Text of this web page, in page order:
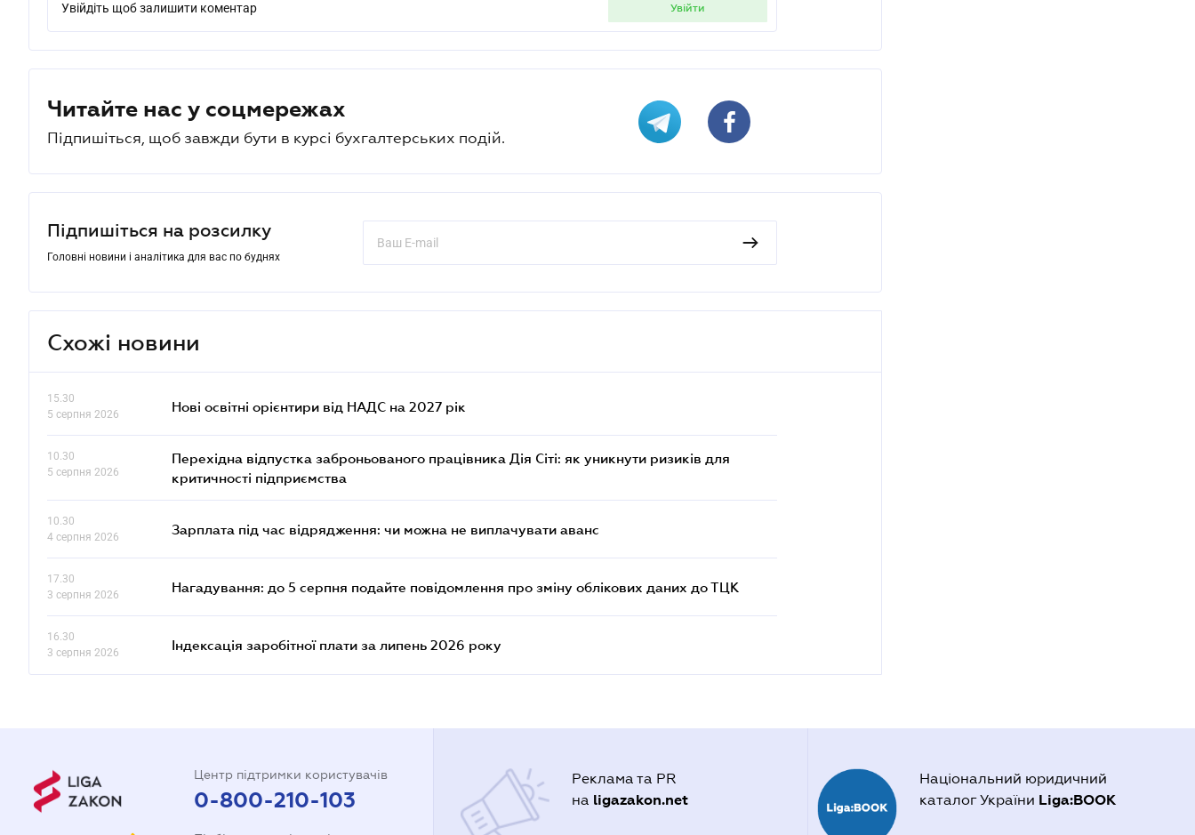
Увійдіть щоб залишити коментар увійти
Читайте нас у соцмережах
Підпишіться, щоб завжди бути в курсі бухгалтерських подій.
Підпишіться на розсилку
Головні новини і аналітика для вас по буднях
Схожі новини
15.30
5 серпня 2026
Нові освітні орієнтири від НАДС на 2027 рік
10.30
5 серпня 2026
Перехідна відпустка заброньованого працівника Дія Сіті: як уникнути ризиків для
критичності підприємства
10.30
4 серпня 2026
Зарплата під час відрядження: чи можна не виплачувати аванс
17.30
3 серпня 2026
Нагадування: до 5 серпня подайте повідомлення про зміну облікових даних до ТЦК
16.30
3 серпня 2026
Індексація заробітної плати за липень 2026 року
Центр підтримки користувачів
0-800-210-103
Реклама та PR
на ligazakon.net
Національний юридичний
каталог України Liga:BOOK